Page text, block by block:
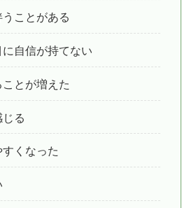
ことがある
自信が持てない
とが増えた
る
くなった